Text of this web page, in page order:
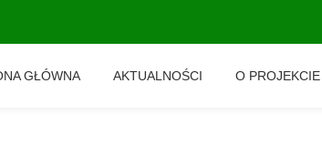
GŁÓWNA AKTUALNOŚCI O PROJEKCIE